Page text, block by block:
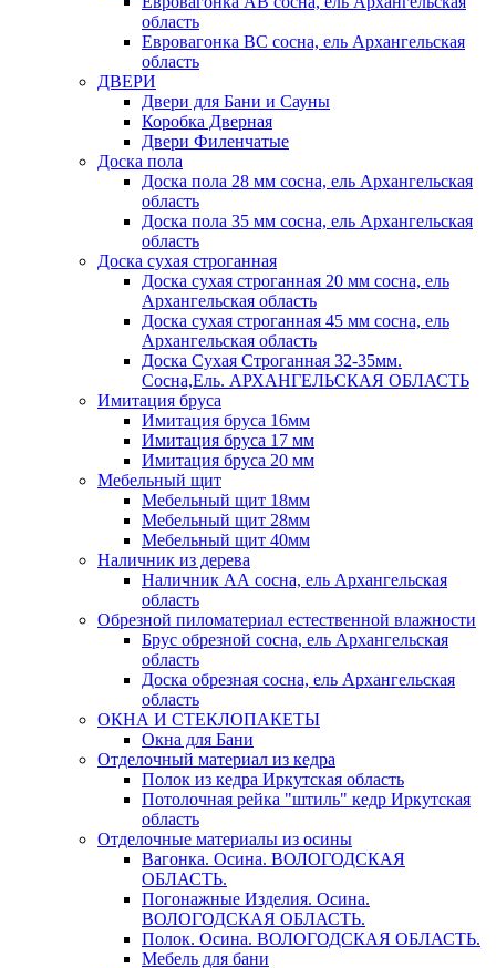
область
Евровагонка ВС сосна, ель Архангельская
область
ДВЕРИ
Двери для Бани и Сауны
Коробка Дверная
Двери Филенчатые
Доска пола
Доска пола 28 мм сосна, ель Архангельская
область
Доска пола 35 мм сосна, ель Архангельская
область
Доска сухая строганная
Доска сухая строганная 20 мм сосна, ель
Архангельская область
Доска сухая строганная 45 мм сосна, ель
Архангельская область
Доска Сухая Строганная 32-35мм.
Сосна,Ель. АРХАНГЕЛЬСКАЯ ОБЛАСТЬ
Имитация бруса
Имитация бруса 16мм
Имитация бруса 17 мм
Имитация бруса 20 мм
Мебельный щит
Мебельный щит 18мм
Мебельный щит 28мм
Мебельный щит 40мм
Наличник из дерева
Наличник АА сосна, ель Архангельская
область
Обрезной пиломатериал естественной влажности
Брус обрезной сосна, ель Архангельская
область
Доска обрезная сосна, ель Архангельская
область
ОКНА И СТЕКЛОПАКЕТЫ
Окна для Бани
Отделочный материал из кедра
Полок из кедра Иркутская область
Потолочная рейка "штиль" кедр Иркутская
область
Отделочные материалы из осины
Вагонка. Осина. ВОЛОГОДСКАЯ
ОБЛАСТЬ.
Погонажные Изделия. Осина.
ВОЛОГОДСКАЯ ОБЛАСТЬ.
Полок. Осина. ВОЛОГОДСКАЯ ОБЛАСТЬ.
Мебель для бани